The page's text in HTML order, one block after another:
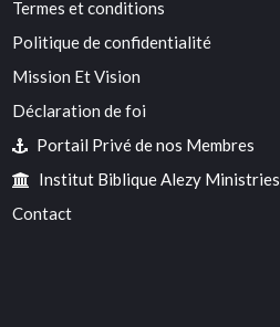
Termes et conditions
Politique de confidentialité
Mission Et Vision
Déclaration de foi
Portail Privé de nos Membres
Institut Biblique Alezy Ministries
Contact